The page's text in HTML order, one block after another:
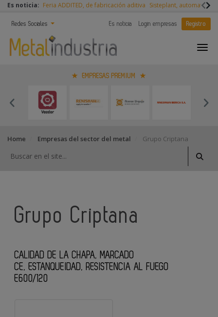
Es noticia: Feria ADDITED, de fabricación aditiva Sisteplant,
Redes Sociales Es noticia Login empresas Registro
EMPRESAS PREMIUM
Home Empresas del sector del metal Grupo Criptana
Grupo Criptana
CALIDAD DE LA CHAPA, MARCADO
CE,ESTANQUEIDAD, RESISTENCIA AL FUEGO
E600/120